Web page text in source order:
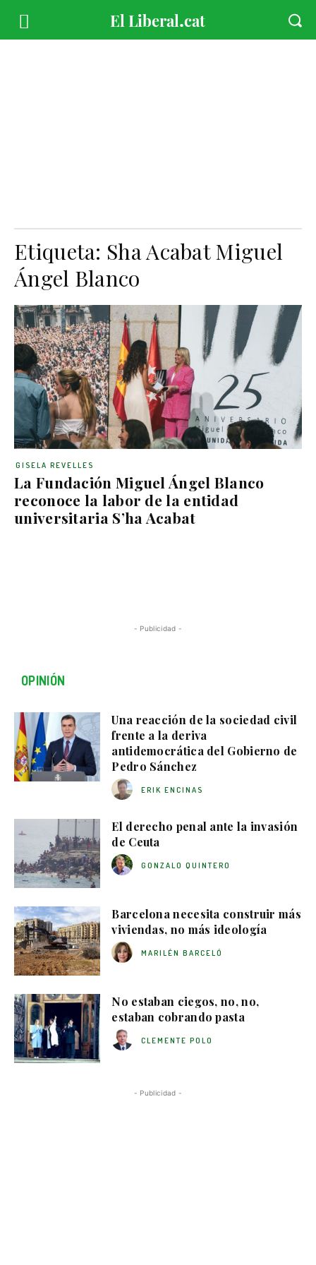
Etiqueta: Sha Acabat Miguel
Ángel Blanco
La Fundación Miguel Ángel Blanco
reconoce la labor de la entidad
universitaria S’ha Acabat
GISELA REVELLES
- Publicidad -
OPINIÓN
Una reacción de la sociedad civil
frente a la deriva
antidemocrática del Gobierno de
Pedro Sánchez
ERIK ENCINAS
El derecho penal ante la invasión
de Ceuta
GONZALO QUINTERO
Barcelona necesita construir más
viviendas, no más ideología
MARILÉN BARCELÓ
No estaban ciegos, no, no,
estaban cobrando pasta
CLEMENTE POLO
- Publicidad -